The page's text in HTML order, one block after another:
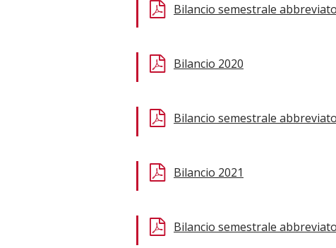
Bilancio semestrale
Bilancio 2020
Bilancio semestrale
Bilancio 2021
Bilancio semestrale